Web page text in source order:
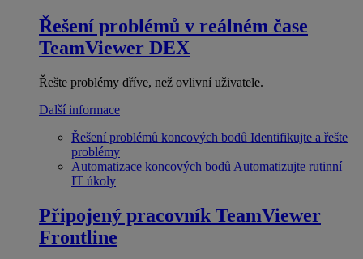
Řešení problémů v reálném čase
TeamViewer DEX
Řešte problémy dříve, než ovlivní uživatele.
Další informace
Řešení problémů koncových bodů Identifikujte a řešte
problémy
Automatizace koncových bodů Automatizujte rutinní
IT úkoly
Připojený pracovník TeamViewer
Frontline